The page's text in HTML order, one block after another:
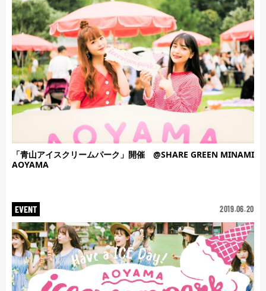
「青山アイスクリームパーク」開催 @SHARE GREEN MINAMI
AOYAMA
EVENT 2019.06.20